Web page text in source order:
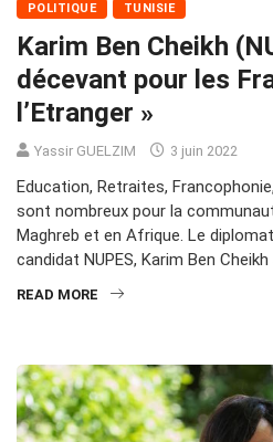
POLITIQUE TUNISIE
Karim Ben Cheikh
décevant pour les
l’Etranger »
Yassir GUELZIM 3 juin 2022
Education, Retraites,
sont nombreux pour la
Maghreb et en Afrique. Le
candidat NUPES, Karim Ben
READ MORE